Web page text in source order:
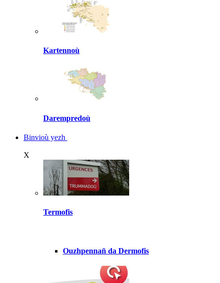
Kartennoù
Darempredoù
Binvioù yezh
X
Termofis
Ouzhpennañ da Dermofis